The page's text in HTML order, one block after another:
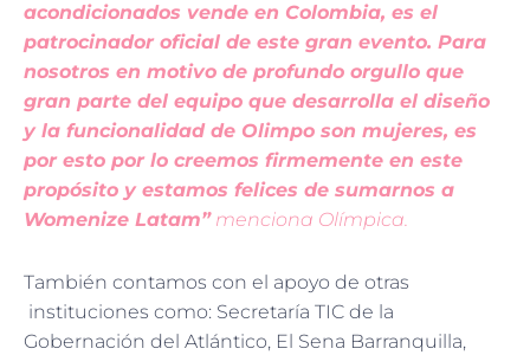
acondicionados vende en Colombia, es el
patrocinador oficial de este gran evento. Para
nosotros en motivo de profundo orgullo que
gran parte del equipo que desarrolla el diseño
y la funcionalidad de Olimpo son mujeres, es
por esto por lo creemos firmemente en este
propósito y estamos felices de sumarnos a
Womenize Latam”menciona Olímpica.
También contamos con el apoyo de otras
instituciones como: Secretaría TIC de la
Gobernación del Atlántico, El Sena Barranquilla,